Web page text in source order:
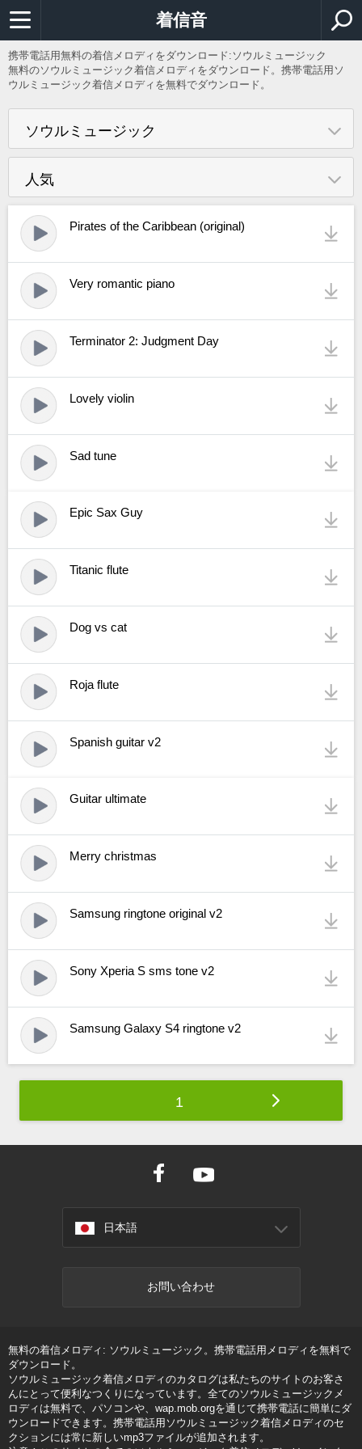
着信音
携帯電話用無料の着信メロディをダウンロード:ソウルミュージック
無料のソウルミュージック着信メロディをダウンロード。携帯電話用ソ
ウルミュージック着信メロディを無料でダウンロード。
ソウルミュージック
人気
Pirates of the Caribbean (original)
Very romantic piano
Terminator 2: Judgment Day
Lovely violin
Sad tune
Epic Sax Guy
Titanic flute
Dog vs cat
Roja flute
Spanish guitar v2
Guitar ultimate
Merry christmas
Samsung ringtone original v2
Sony Xperia S sms tone v2
Samsung Galaxy S4 ringtone v2
1
日本語
お問い合わせ
無料の着信メロディ: ソウルミュージック。携帯電話用メロディを無料で
ダウンロード。
ソウルミュージック着信メロディのカタログは私たちのサイトのお客さ
んにとって便利なつくりになっています。全てのソウルミュージックメ
ロディは無料で、パソコンや、wap.mob.orgを通じて携帯電話に簡単にダ
ウンロードできます。携帯電話用ソウルミュージック着信メロディのセ
クションには常に新しいmp3ファイルが追加されます。